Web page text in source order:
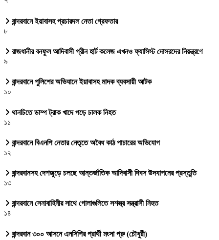
বান্দরবানে ইয়াবাসহ প্রচারদল নেতা গ্রেফতার
৮
রাজধানীর বনফুল আদিবাসী গ্রীন হার্ট কলেজ এখনও ফ্যাসিস্ট দোসরদের নিয়ন্ত্রণে
৯
বান্দরবানে পুলিশের অভিযানে ইয়াবাসহ মাদক ব্যবসায়ী আটক
১০
থানচিতে ডাম্প ট্রাক খাদে পড়ে চালক নিহত
১১
বান্দরবানে বিএনপি নেতার নেতৃতে অবৈধ কাঠ পাচারের অভিযোগ
১২
বান্দরবানসহ দেশজুড়ে চলছে আন্তর্জাতিক আদিবাসী দিবস উদযাপনের প্রস্তুতি
১৩
বান্দরবানে সেনাবাহিনীর সাথে গোলাগুলিতে সশস্ত্র সন্ত্রাসী নিহত
১৪
বান্দরবান ৩০০ আসনে এনসিপির প্রার্থী মংসা প্রু (চৌধুরী)